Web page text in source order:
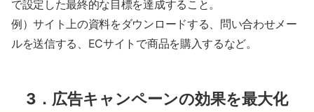
で設定した最終的な目標を達成すること。
例）サイト上の資料をダウンロードする、問い合わせメー
ルを送信する、ECサイトで商品を購入するなど。
3．広告キャンペーンの効果を最大化